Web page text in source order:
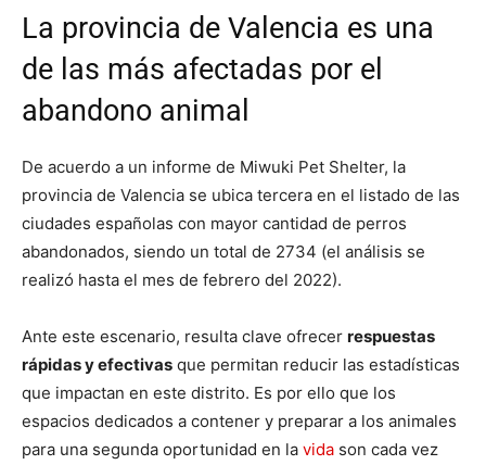
La provincia de Valencia es una
de las más afectadas por el
abandono animal
De acuerdo a un informe de Miwuki Pet Shelter, la
provincia de Valencia se ubica tercera en el listado de las
ciudades españolas con mayor cantidad de perros
abandonados, siendo un total de 2734 (el análisis se
realizó hasta el mes de febrero del 2022).
Ante este escenario, resulta clave ofrecer respuestas
rápidas y efectivas que permitan reducir las estadísticas
que impactan en este distrito. Es por ello que los
espacios dedicados a contener y preparar a los animales
para una segunda oportunidad en la vida son cada vez